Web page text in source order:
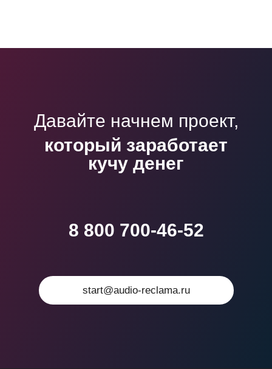
Давайте начнем проект,
который заработает
кучу денег
8 800 700-46-52
start@audio-reclama.ru